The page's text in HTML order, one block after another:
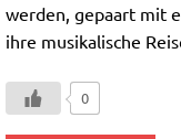
werden, gepaart mit
ihre musikalische
0